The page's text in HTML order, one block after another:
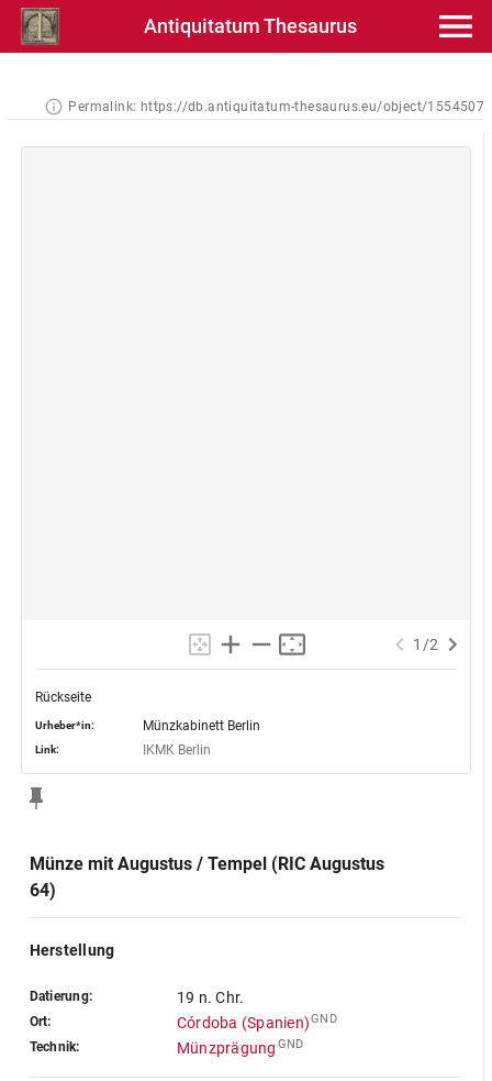
Antiquitatum Thesaurus
Permalink: https://db.antiquitatum-thesaurus.eu/object/1554507
1 /2
Rückseite
Urheber*in: Münzkabinett Berlin
Link: IKMK Berlin
Münze mit Augustus / Tempel (RIC Augustus
64)
Herstellung
Datierung: 19 n. Chr.
Ort: Córdoba (Spanien)GND
Technik: Münzprägung GND